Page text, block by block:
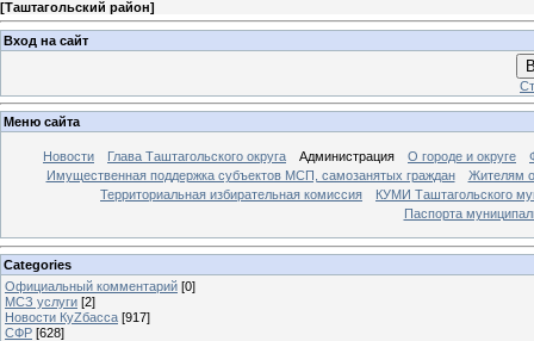
[Таштагольский район]
Вход на сайт
Меню сайта
Новости Глава Таштагольского округа Администрация О городе и округе
Имущественная поддержка субъектов МСП, самозанятых граждан
Жителям
Территориальная избирательная комиссия
КУМИ Таштагольского
Паспорта
Categories
Официальный комментарий [0]
МСЗ услуги [2]
Новости КуZбасса [917]
СФР [628]